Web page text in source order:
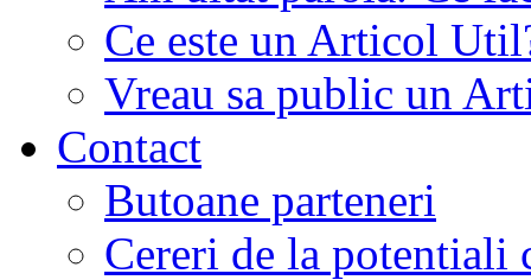
Ce este un Articol
Vreau sa public un
Contact
Butoane parteneri
Cereri de la potentiali